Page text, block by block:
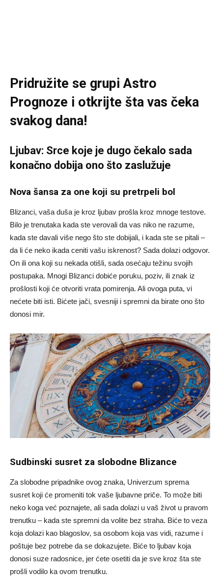
Pridružite se grupiAstro
Prognoze i otkrijte šta vas čeka
svakog dana!
Ljubav: Srce koje je dugo čekalo sada
konačno dobija ono što zaslužuje
Nova šansa za one koji su pretrpeli bol
Blizanci, vaša duša je kroz ljubav prošla kroz mnoge testove.
Bilo je trenutaka kada ste verovali da vas niko ne razume,
kada ste davali više nego što ste dobijali, i kada ste se pitali –
da li će neko ikada ceniti vašu iskrenost? Sada dolazi odgovor.
On ili ona koji su nekada otišli, sada osećaju težinu svojih
postupaka. Mnogi Blizanci dobiće poruku, poziv, ili znak iz
prošlosti koji će otvoriti vrata pomirenja. Ali ovoga puta, vi
nećete biti isti. Bićete jači, svesniji i spremni da birate ono što
donosi mir.
Sudbinski susret za slobodne Blizance
Za slobodne pripadnike ovog znaka, Univerzum sprema
susret koji će promeniti tok vaše ljubavne priče. To može biti
neko koga već poznajete, ali sada dolazi u vaš život u pravom
trenutku – kada ste spremni da volite bez straha. Biće to veza
koja dolazi kao blagoslov, sa osobom koja vas vidi, razume i
poštuje bez potrebe da se dokazujete. Biće to ljubav koja
donosi suze radosnice, jer ćete osetiti da je sve kroz šta ste
prošli vodilo ka ovom trenutku.